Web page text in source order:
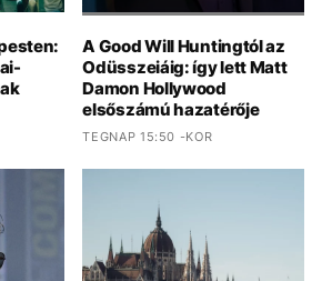
A Good Will Huntingtól az
Odüsszeiáig: így lett Matt
Damon Hollywood
elsőszámú hazatérője
TEGNAP 15:50 -KOR